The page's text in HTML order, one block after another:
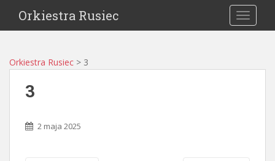
Orkiestra Rusiec
Orkiestra Rusiec > 3
3
2 maja 2025